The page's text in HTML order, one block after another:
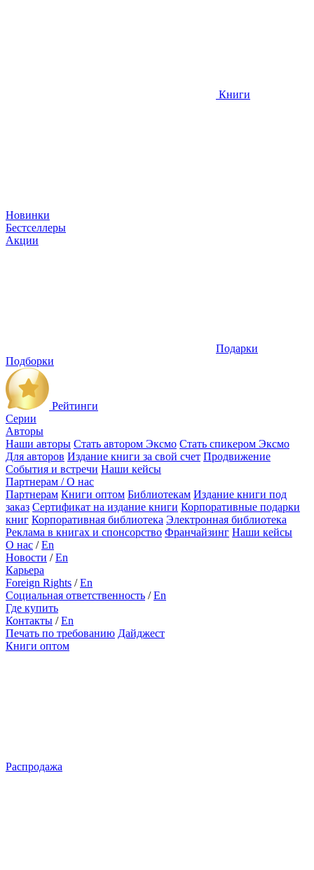
Книги
Новинки
Бестселлеры
Акции
Подарки
Подборки
Рейтинги
Серии
Авторы
Наши авторы Стать автором Эксмо Стать спикером Эксмо
Для авторов Издание книги за свой счет Продвижение
События и встречи Наши кейсы
Партнерам / О нас
Партнерам Книги оптом Библиотекам Издание книги под
заказ Сертификат на издание книги Корпоративные подарки
книг Корпоративная библиотека Электронная библиотека
Реклама в книгах и спонсорство Франчайзинг Наши кейсы
О нас /En
Новости /En
Карьера
Foreign Rights /En
Социальная ответственность /En
Где купить
Контакты /En
Печать по требованию Дайджест
Книги оптом
Распродажа